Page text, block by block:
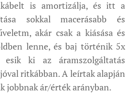
is amortizálja, és itt a
sokkal macerásabb és
akár csak a kiásása és
lenne, és baj történik 5x
ki az áramszolgáltatás
ritkábban. A leírtak alapján
jobbnak ár/érték arányban.